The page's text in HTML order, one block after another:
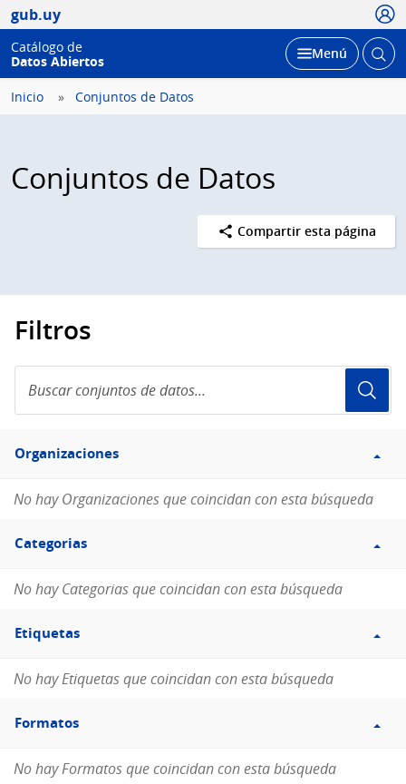
gub.uy
Catálogo de
Datos Abiertos
Desplegar
Menú Abrir
Inicio Conjuntos de Datos
Conjuntos de Datos
Compartir esta página
Filtros
conjuntos
de
Filtro
Organizaciones
Organizaciones
No hay Organizaciones que coincidan con esta búsqueda
Filtro
Categorias
Categorias
No hay Categorias que coincidan con esta búsqueda
Filtro
Etiquetas
Etiquetas
No hay Etiquetas que coincidan con esta búsqueda
Filtro
Formatos
Formatos
No hay Formatos que coincidan con esta búsqueda